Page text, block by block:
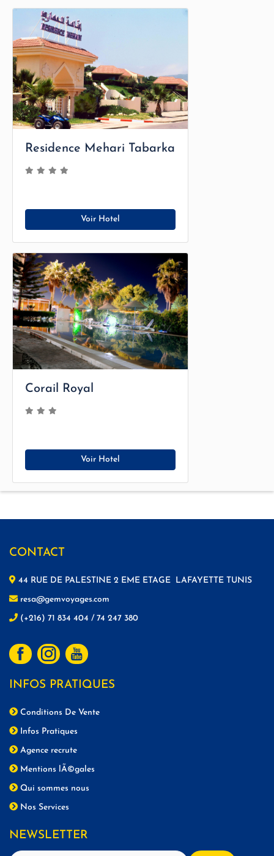
Residence Mehari Tabarka
Voir Hotel
Corail Royal
Voir Hotel
CONTACT
44 RUE DE PALESTINE 2 EME ETAGE LAFAYETTE TUNIS
resa@gemvoyages.com
(+216) 71 834 404 / 74 247 380
INFOS PRATIQUES
Conditions De Vente
Infos Pratiques
Agence recrute
Mentions lÃ©gales
Qui sommes nous
Nos Services
NEWSLETTER